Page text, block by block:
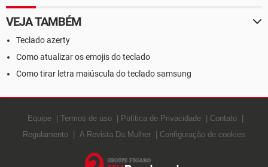
VEJA TAMBÉM
Teclado azerty
Como atualizar os emojis do teclado
Como tirar letra maiúscula do teclado samsung
Equipe Termos de uso Política de Privacidade
Contato
Regulamento
A Revista Da Mulher Configuração de cookies